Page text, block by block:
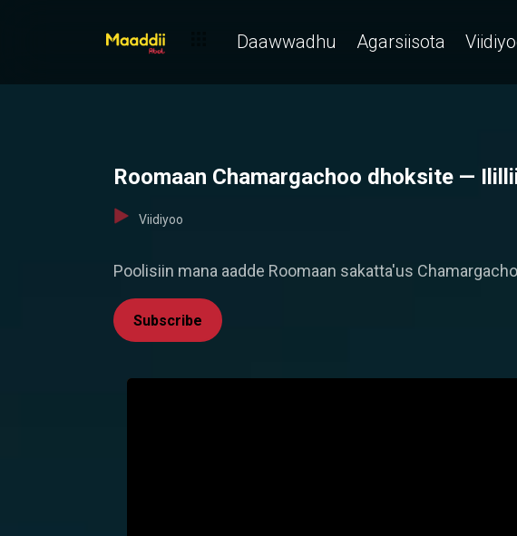
Daawwadhu Agarsiisota
Roomaan Chamargachoo dhoksite —
Viidiyoo
Poolisiin mana aadde Roomaan sakatta'us
Subscribe